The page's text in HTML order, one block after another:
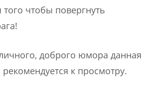
того чтобы повергнуть
доброго юмора данная
к просмотру.